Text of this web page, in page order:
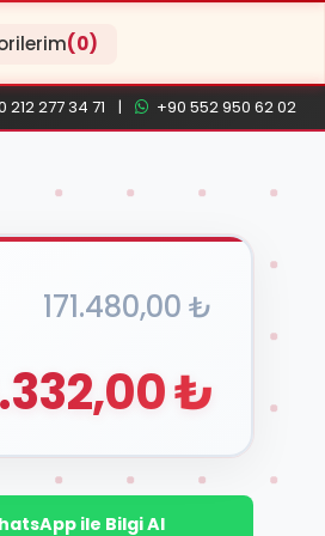
(0)
212 277 34 71 | +90 552 950 62 02
171.480,00 ₺
₺
ile Bilgi Al